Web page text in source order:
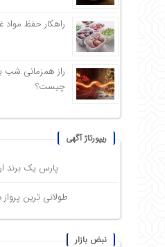
راهکار حفظ
راز همزمانی شب
چیست؟
ریپورتاژ آگهی
پارس یک برند
طولانی ترین
نبض بازار